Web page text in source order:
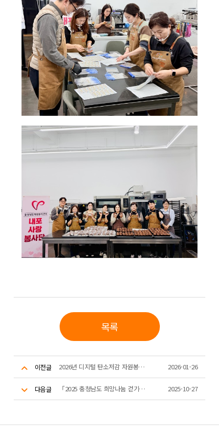
목록
이전글 2026년 디지털 탄소저감 자원봉사 활동 그린웨일 1차 강사 스터디 및 시연 2026-01-26
다음글 「2025 충청남도 희망나눔 걷기대회」 2025-10-27